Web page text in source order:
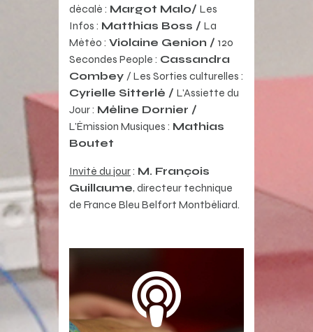
décalé : Margot Malo/ Les
Infos : Matthias Boss / La
Météo : Violaine Genion / 120
Secondes People : Cassandra
Combey / Les Sorties culturelles :
Cyrielle Sitterlé / L’Assiette du
Jour : Méline Dornier /
L’Émission Musiques : Mathias
Boutet
Invité du jour: M. François
Guillaume, directeur technique
de France Bleu Belfort Montbéliard.